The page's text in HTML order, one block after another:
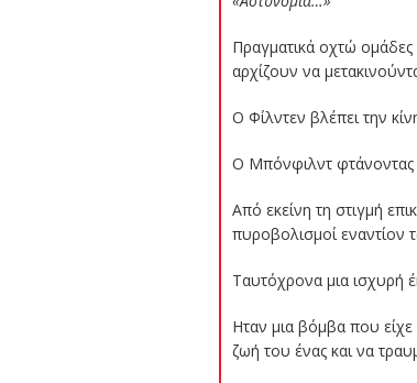
Πραγματικά οχτώ
αρχίζουν να
Ο Φίλντεν βλέπει την
Ο Μπόνφιλντ φτάνοντας
Από εκείνη τη στιγμή
πυροβολισμοί εναντίον
Ταυτόχρονα μια ισχυρή
Ηταν μια βόμβα που
ζωή του ένας και να